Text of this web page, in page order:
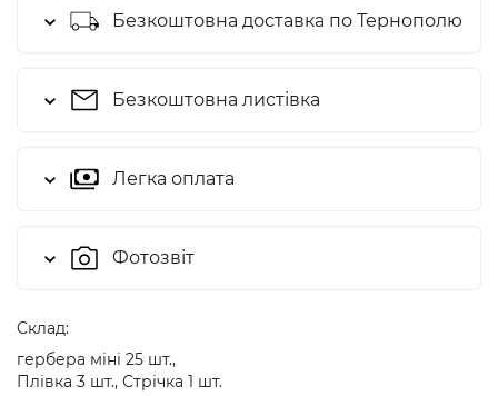
Безкоштовна доставка по Тернополю
Безкоштовна листівка
Легка оплата
Фотозвіт
Cклад:
гербера міні 25 шт.,
Плівка 3 шт., Стрічка 1 шт.